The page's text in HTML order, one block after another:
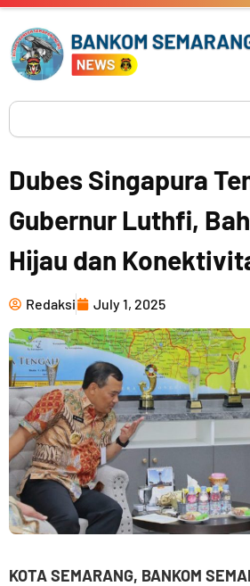
Skip
content
Search
Dubes Singapura
Gubernur Luthfi,
Hijau dan
Redaksi July 1, 2025
KOTA SEMARANG, BANKOM